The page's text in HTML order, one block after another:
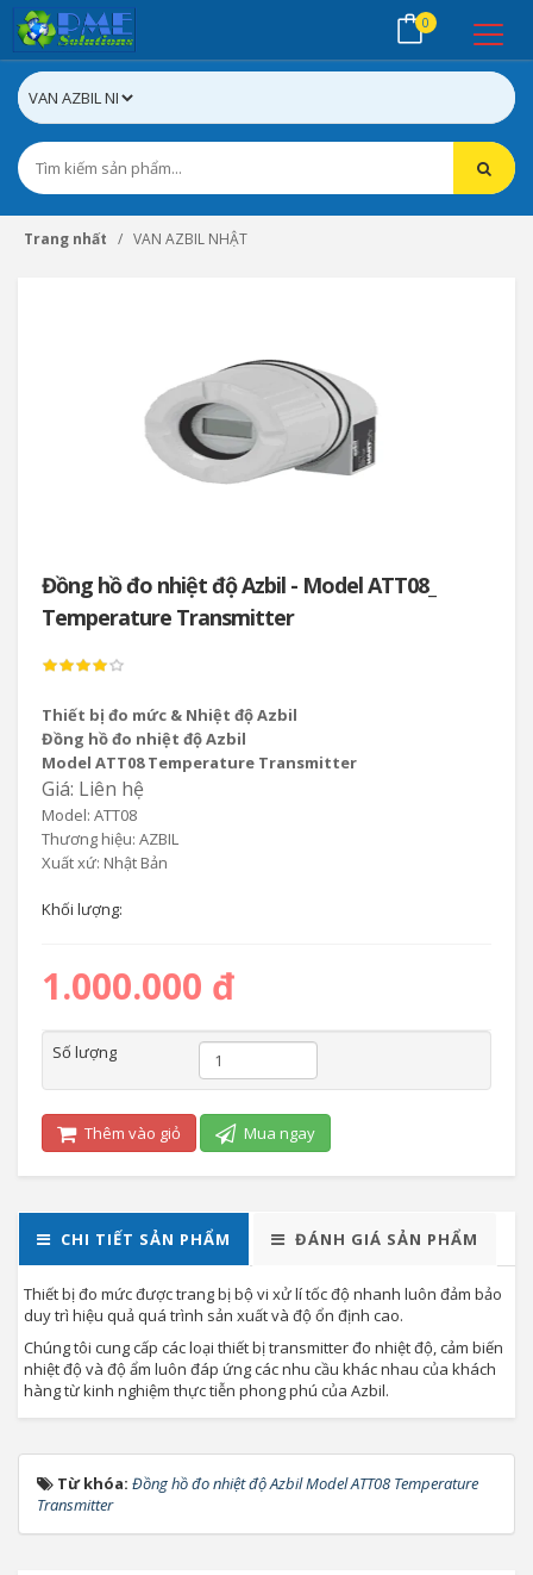
0
Trang nhất VAN AZBIL NHẬT
Đồng hồ đo nhiệt độ Azbil - Model ATT08_
Temperature Transmitter
Thiết bị đo mức & Nhiệt độ Azbil
Đồng hồ đo nhiệt độ Azbil
Model ATT08 Temperature Transmitter
Giá: Liên hệ
Model: ATT08
Thương hiệu: AZBIL
Xuất xứ: Nhật Bản
Khối lượng:
1.000.000 đ
Số lượng
Thêm vào giỏ Mua ngay
CHI TIẾT SẢN PHẨM ĐÁNH GIÁ SẢN PHẨM
Thiết bị đo mức được trang bị bộ vi xử lí tốc độ nhanh luôn đảm bảo
duy trì hiệu quả quá trình sản xuất và độ ổn định cao.
Chúng tôi cung cấp các loại thiết bị transmitter đo nhiệt độ, cảm biến
nhiệt độ và độ ẩm luôn đáp ứng các nhu cầu khác nhau của khách
hàng từ kinh nghiệm thực tiễn phong phú của Azbil.
Từ khóa: Đồng hồ đo nhiệt độ Azbil Model ATT08 Temperature
Transmitter